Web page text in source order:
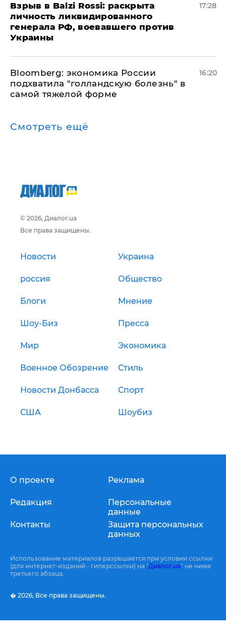
​Взрыв в Balzi Rossi: раскрыта
личность ликвидированного
генерала РФ, воевавшего против
Украины
17:28
Bloomberg: экономика России
подхватила "голландскую болезнь" в
самой тяжелой форме
16:20
Смотреть ещё
© 2026, Диалог.ua
Все права защищены.
Новости Украина
россия Общество
Блоги Мнение
Шоу-Биз Пресса
Мир Экономика
Военное Обозрение Стиль
Новости Донбасса Спорт
США Шоубиз
О проекте
Редакция
Контакты
Реклама
Персональные
данные
Защита персональных
данных
Использование материалов разрешается при условии ссылки
(для интернет-изданий - гиперссылки) на "Диалог.ua" не ниже
третьего абзаца.
� 2026, Все права защищены.